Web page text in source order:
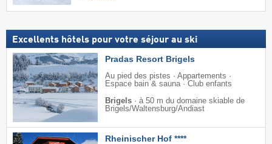
Excellents hôtels pour votre séjour au ski
Pradas Resort Brigels
Au pied des pistes · Appartements ·
Espace bain & sauna · Club enfants
Brigels · à 50 m du domaine skiable de
Brigels/​Waltensburg/​Andiast
Rheinischer Hof ****